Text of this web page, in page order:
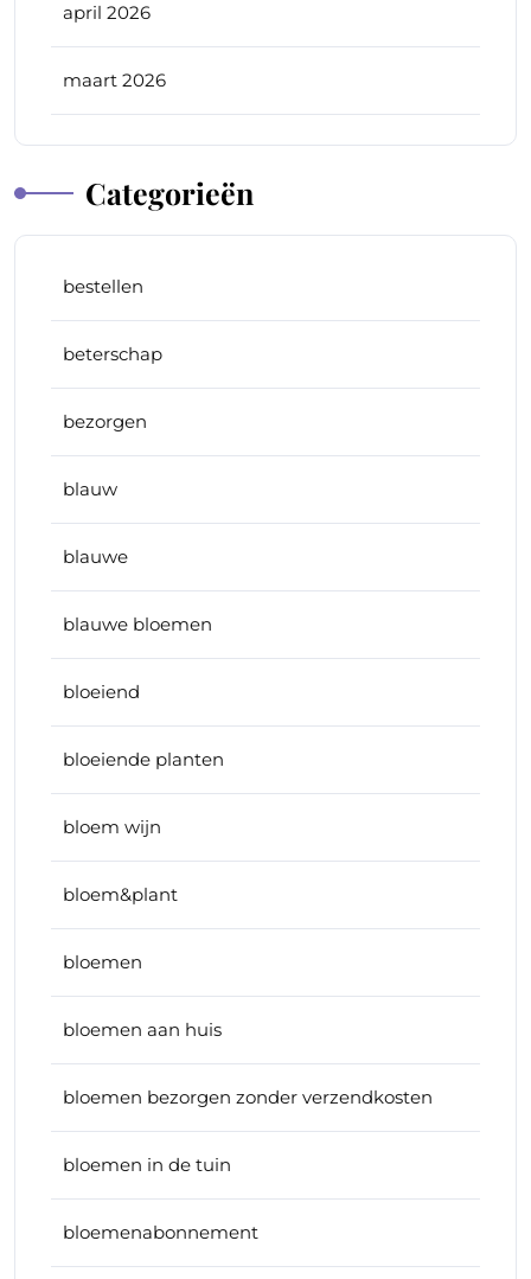
april 2026
maart 2026
Categorieën
bestellen
beterschap
bezorgen
blauw
blauwe
blauwe bloemen
bloeiend
bloeiende planten
bloem wijn
bloem&plant
bloemen
bloemen aan huis
bloemen bezorgen zonder verzendkosten
bloemen in de tuin
bloemenabonnement